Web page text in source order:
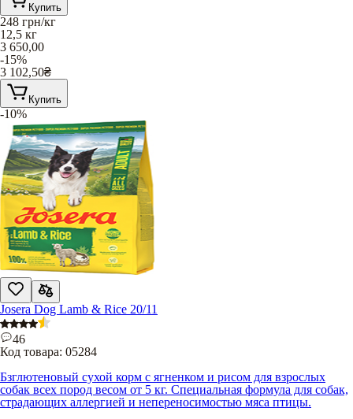
Купить
248 грн/кг
12,5 кг
3 650,00
-15%
3 102,50₴
Купить
-10%
Josera Dog Lamb & Rice 20/11
46
Код товара: 05284
Бзглютеновый сухой корм с ягненком и рисом для взрослых
собак всех пород весом от 5 кг. Специальная формула для собак,
страдающих аллергией и непереносимостью мяса птицы.